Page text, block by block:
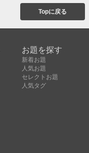
Topに戻る
お題を探す
新着お題
人気お題
セレクトお題
人気タグ